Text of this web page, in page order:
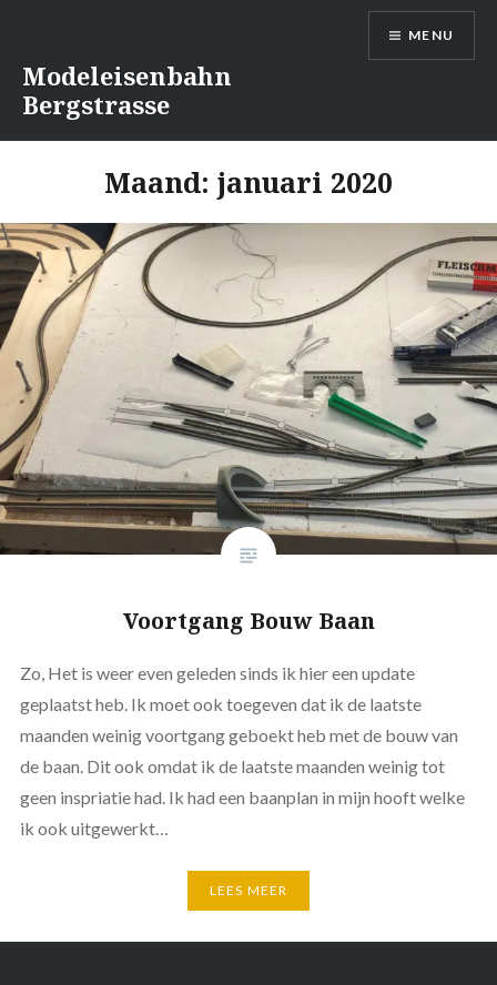
inhoud
springen
Modeleisenbahn
Bergstrasse
MENU
Maand: januari 2020
Voortgang Bouw Baan
Zo, Het is weer even geleden sinds ik hier een update
geplaatst heb. Ik moet ook toegeven dat ik de laatste
maanden weinig voortgang geboekt heb met de bouw van
de baan. Dit ook omdat ik de laatste maanden weinig tot
geen inspriatie had. Ik had een baanplan in mijn hooft welke
ik ook uitgewerkt…
LEES MEER